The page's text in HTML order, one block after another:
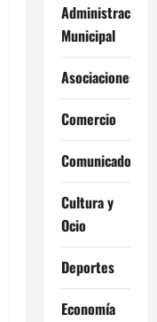
Administración
Municipal
Asociaciones
Comercio
Comunicados
Cultura y
Ocio
Deportes
Economía